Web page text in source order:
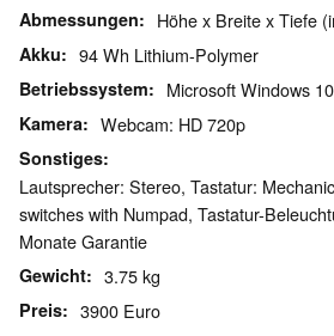
Abmessungen Höhe x Breite x Tiefe
Akku 94 Wh Lithium-Polymer
Betriebssystem Microsoft Windows
Kamera Webcam: HD 720p
Sonstiges
Lautsprecher: Stereo, Tastatur:
switches with Numpad, Tastatur-
Monate Garantie
Gewicht 3.75 kg
Preis 3900 Euro